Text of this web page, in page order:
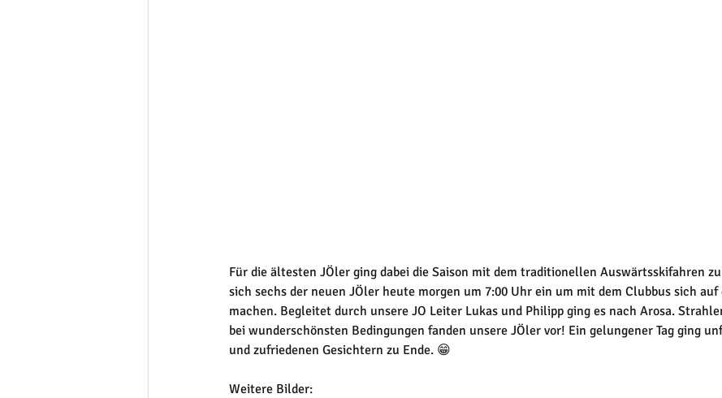
Für die ältesten JÖler ging dabei die Saison mit dem traditionellen Auswärtsskifahren zu
sich sechs der neuen JÖler heute morgen um 7:00 Uhr ein um mit dem Clubbus sich auf
machen. Begleitet durch unsere JO Leiter Lukas und Philipp ging es nach Arosa.
bei wunderschönsten Bedingungen fanden unsere JÖler vor! Ein gelungener Tag ging
und zufriedenen Gesichtern zu Ende. 😁
Weitere Bilder: